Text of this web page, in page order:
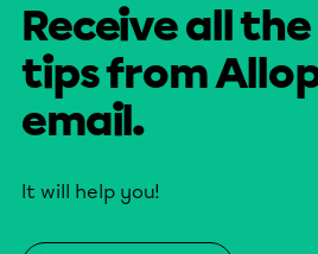
Receive all
tips from
email.
It will help you!